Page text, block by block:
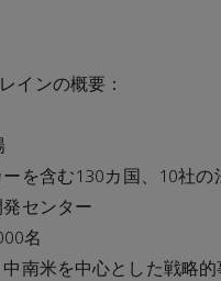
インの概要：
ーを含む130カ国、10社の
センター
名
南米を中心とした戦略的